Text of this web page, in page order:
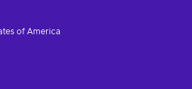
of America